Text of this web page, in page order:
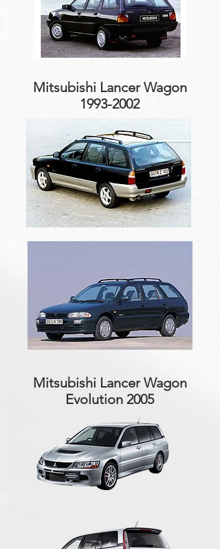
Mitsubishi Lancer Wagon
1993-2002
Mitsubishi Lancer Wagon
Evolution 2005